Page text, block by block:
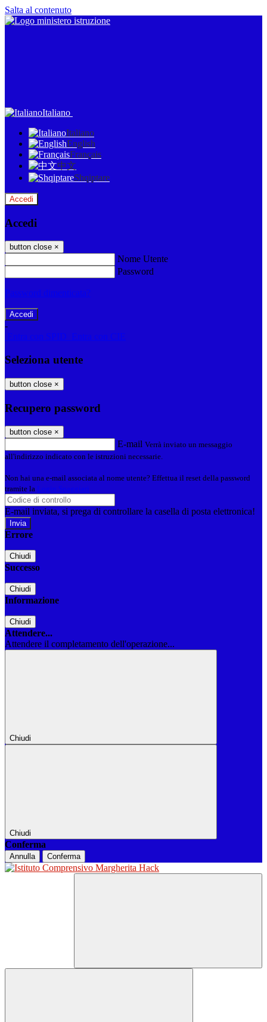
Salta al contenuto
Italiano
Italiano
English
Français
中文
Shqiptare
Accedi
Accedi
button close ×
Nome Utente
Password
Password dimenticata?
-
Entra con SPID
Entra con CIE
Seleziona utente
button close ×
Recupero password
button close ×
E-mail Verrà inviato un messaggio
all'indirizzo indicato con le istruzioni necessarie.
Non hai una e-mail associata al nome utente? Effettua il reset della password
tramite la Login Spaggiari
E-mail inviata, si prega di controllare la casella di posta elettronica!
Errore
Chiudi
Successo
Chiudi
Informazione
Chiudi
Attendere...
Attendere il completamento dell'operazione...
Chiudi
Chiudi
Conferma
Annulla Conferma